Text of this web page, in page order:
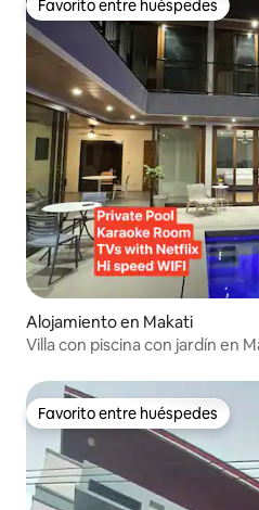
Favorito entre huéspedes
Favorito entre huéspedes
Alojamiento en Makati
Villa con piscina con jardín en
Favorito entre huéspedes
Favorito entre huéspedes